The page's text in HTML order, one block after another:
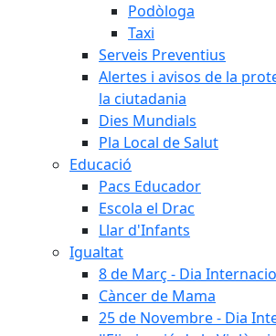
Podòloga
Taxi
Serveis Preventius
Alertes i avisos de la
la ciutadania
Dies Mundials
Pla Local de Salut
Educació
Pacs Educador
Escola el Drac
Llar d'Infants
Igualtat
8 de Març - Dia
Càncer de Mama
25 de Novembre - Dia